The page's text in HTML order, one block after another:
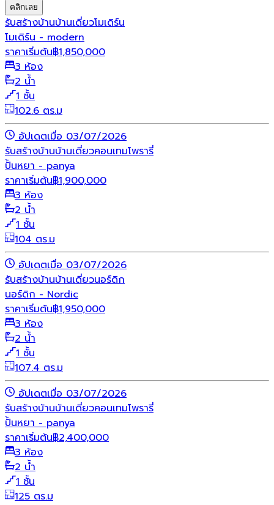
คลิกเลย
รับสร้างบ้านบ้านเดี่ยวโมเดิร์น
โมเดิร์น - modern
ราคาเริ่มต้น฿1,850,000
3 ห้อง
2 น้ำ
1 ชั้น
102.6 ตร.ม
อัปเดตเมื่อ 03/07/2026
รับสร้างบ้านบ้านเดี่ยวคอนเทมโพรารี่
ปั้นหยา - panya
ราคาเริ่มต้น฿1,900,000
3 ห้อง
2 น้ำ
1 ชั้น
104 ตร.ม
อัปเดตเมื่อ 03/07/2026
รับสร้างบ้านบ้านเดี่ยวนอร์ดิก
นอร์ดิก - Nordic
ราคาเริ่มต้น฿1,950,000
3 ห้อง
2 น้ำ
1 ชั้น
107.4 ตร.ม
อัปเดตเมื่อ 03/07/2026
รับสร้างบ้านบ้านเดี่ยวคอนเทมโพรารี่
ปั้นหยา - panya
ราคาเริ่มต้น฿2,400,000
3 ห้อง
2 น้ำ
1 ชั้น
125 ตร.ม